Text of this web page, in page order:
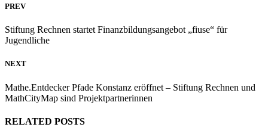
PREV
Stiftung Rechnen startet Finanzbildungsangebot „fiuse“ für
Jugendliche
NEXT
Mathe.Entdecker Pfade Konstanz eröffnet – Stiftung Rechnen und
MathCityMap sind Projektpartnerinnen
RELATED POSTS